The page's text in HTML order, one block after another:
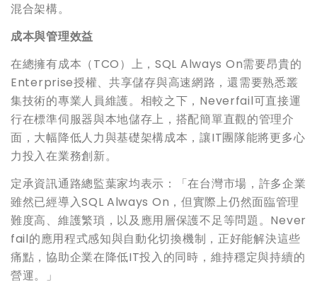
混合架構。
成本與管理效益
在總擁有成本（TCO）上，SQL Always On需要昂貴的
Enterprise授權、共享儲存與高速網路，還需要熟悉叢
集技術的專業人員維護。相較之下，Neverfail可直接運
行在標準伺服器與本地儲存上，搭配簡單直觀的管理介
面，大幅降低人力與基礎架構成本，讓IT團隊能將更多心
力投入在業務創新。
定承資訊通路總監葉家均表示：「在台灣市場，許多企業
雖然已經導入SQL Always On，但實際上仍然面臨管理
難度高、維護繁瑣，以及應用層保護不足等問題。Never
fail的應用程式感知與自動化切換機制，正好能解決這些
痛點，協助企業在降低IT投入的同時，維持穩定與持續的
營運。」